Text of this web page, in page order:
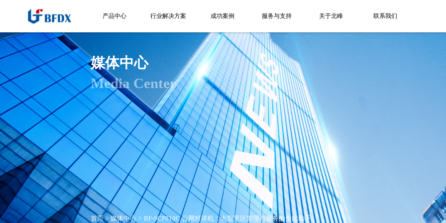
产品中心 行业解决方案 成功案例 服务与支持 关于北峰 联系我们
媒体中心
Media Center
首页 媒体中心 BF-SCP810C 公网对讲机：大型景区管理与服务的全能助手